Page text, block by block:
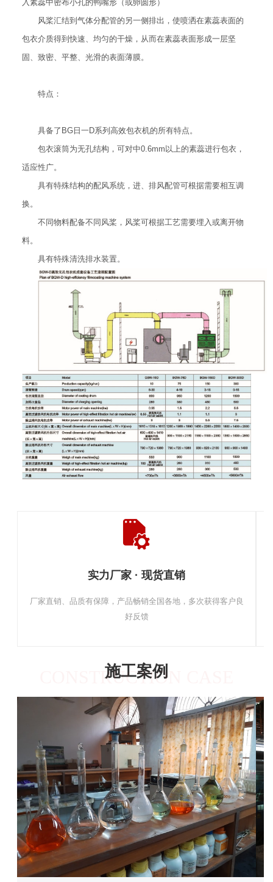
入素蕊中密布小孔的鸭嘴形（或卵圆形）
风桨汇结到气体分配管的另一侧排出，使喷洒在素蕊表面的
包衣介质得到快速、均匀的干燥，从而在素蕊表面形成一层坚
固、致密、平整、光滑的表面薄膜。
特点：
具备了BG日一D系列高效包衣机的所有特点。
包衣滚筒为无孔结构，可对中0.6mm以上的素蕊进行包衣，
适应性广。
具有特殊结构的配风系统，进、排风配管可根据需要相互调
换。
不同物料配备不同风桨，风桨可根据工艺需要埋入或离开物
料。
具有特殊清洗排水装置。
实力厂家 · 现货直销
厂家直销、品质有保障，产品畅销全国各地，多次获得客户良
好反馈
施工案例
CONSTRUCTION CASE